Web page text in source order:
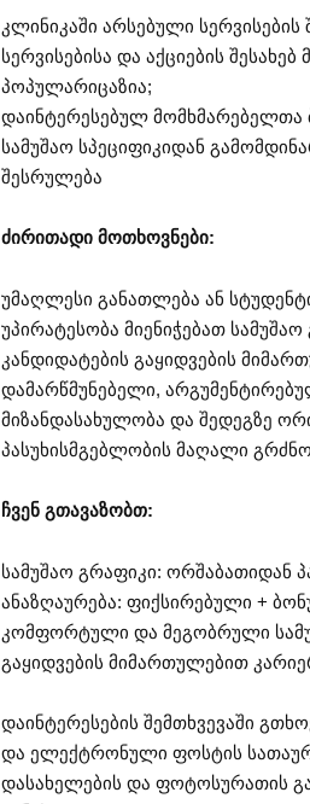
კლინიკაში არსებული სერვისების
სერვისებისა და აქციების
პოპულარიცაზია;
დაინტერესებულ მომხმარებელთა
სამუშაო სპეციფიკიდან
შესრულება
ძირითადი მოთხოვნები:
უმაღლესი განათლება ან
უპირატესობა მიენიჭებათ
კანდიდატების გაყიდვების
დამარწმუნებელი,
მიზანდასახულობა და შედეგზე
პასუხისმგებლობის მაღალი
ჩვენ გთავაზობთ:
სამუშაო გრაფიკი: ორშაბათიდან
ანაზღაურება: ფიქსირებული +
კომფორტული და მეგობრული
გაყიდვების მიმართულებით
დაინტერესების შემთხვევაში
და ელექტრონული ფოსტის
დასახელების და ფოტოსურათის